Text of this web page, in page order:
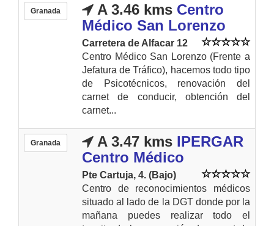
Granada A 3.46 kms Centro
Médico San Lorenzo
Carretera de Alfacar 12
Centro Médico San Lorenzo (Frente a
Jefatura de Tráfico), hacemos todo tipo
de Psicotécnicos, renovación del
carnet de conducir, obtención del
carnet...
Granada A 3.47 kms IPERGAR
Centro Médico
Pte Cartuja, 4. (Bajo)
Centro de reconocimientos médicos
situado al lado de la DGT donde por la
mañana puedes realizar todo el